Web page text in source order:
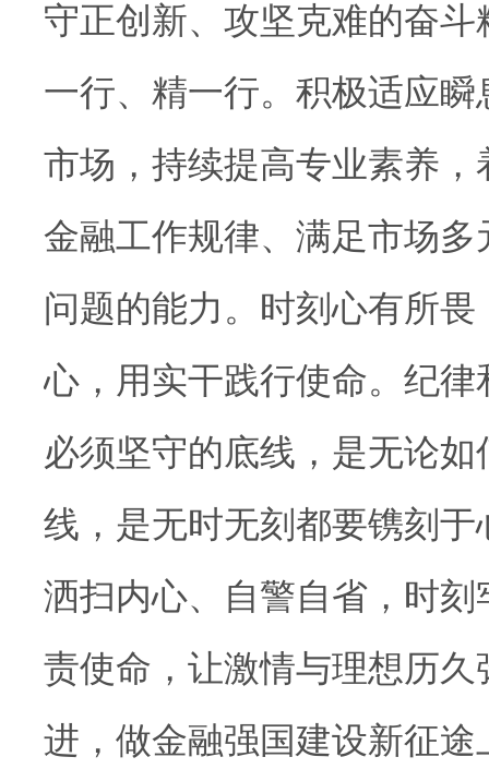
守正创新、攻坚克难的奋
一行、精一行。积极适应
市场，持续提高专业素养
金融工作规律、满足市场
问题的能力。时刻心有所
心，用实干践行使命。纪
必须坚守的底线，是无论
线，是无时无刻都要镌刻
洒扫内心、自警自省，时
责使命，让激情与理想历
进，做金融强国建设新征途